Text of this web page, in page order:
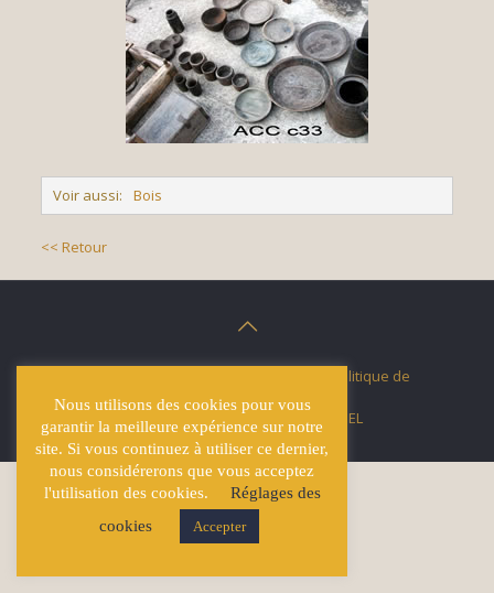
Voir aussi: Bois
<< Retour
- Politique de
confidentialité
Site développé par
Lucas GICQUEL
Nous utilisons des cookies pour vous
garantir la meilleure expérience sur notre
site. Si vous continuez à utiliser ce dernier,
nous considérerons que vous acceptez
l'utilisation des cookies.
Réglages des
cookies
Accepter